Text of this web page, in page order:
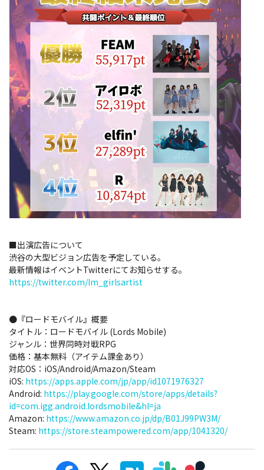
■出演広告について
渋谷の大型ビジョン広告を予定している。
最新情報はイベントTwitterにてお知らせする。
https://twitter.com/Im_girlsartist
●『ロードモバイル』概要
タイトル：ロードモバイル (Lords Mobile)
ジャンル：世界同時対戦RPG
価格：基本無料（アイテム課金あり）
対応OS：iOS/Android/Amazon/Steam
iOS: https://apps.apple.com/jp/app/id1071976327
Android: https://play.google.com/store/apps/details?
id=com.igg.android.lordsmobile&hl=ja
Amazon: https://www.amazon.co.jp/dp/B01J99PW3M/
Steam: https://store.steampowered.com/app/1041320/